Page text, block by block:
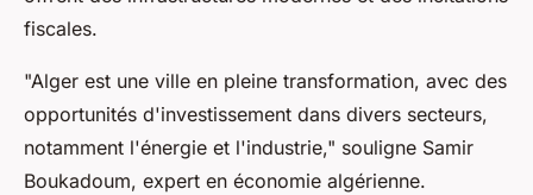
fiscales.
"Alger est une ville en pleine transformation, avec des
opportunités d'investissement dans divers secteurs,
notamment l'énergie et l'industrie," souligne Samir
Boukadoum, expert en économie algérienne.